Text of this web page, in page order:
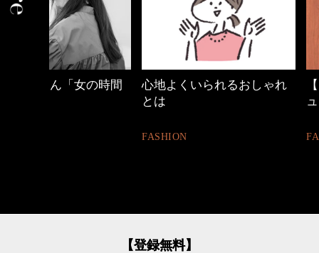
心地よくいられるおしゃれ
【ワーママのきれ
【登録無料】